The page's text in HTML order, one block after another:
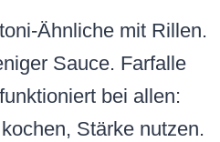
Ähnliche mit Rillen.
Sauce. Farfalle
bei allen:
Stärke nutzen.